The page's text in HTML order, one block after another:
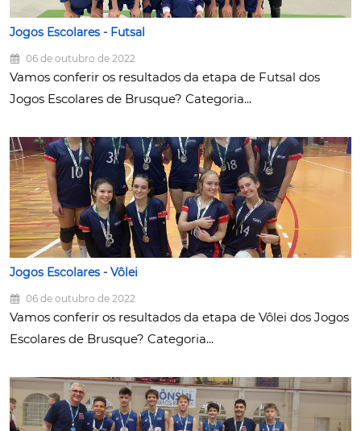
Jogos Escolares - Futsal
06 de outubro de 2022
Vamos conferir os resultados da etapa de Futsal dos
Jogos Escolares de Brusque? Categoria...
Jogos Escolares - Vôlei
06 de outubro de 2022
Vamos conferir os resultados da etapa de Vôlei dos Jogos
Escolares de Brusque? Categoria...